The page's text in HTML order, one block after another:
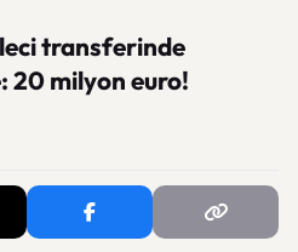
transferinde
20 milyon euro!